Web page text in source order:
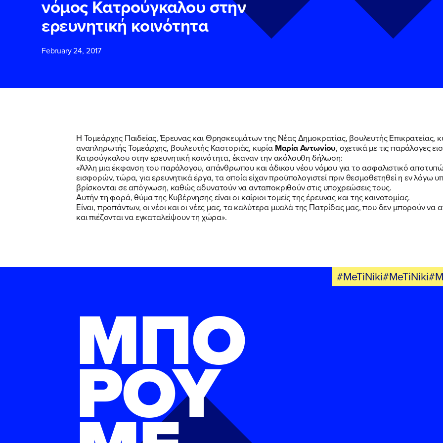
ΠΟΙΑ ΕΙΜΑΙ
ΕΚΔΗΛΩΣΕΙΣ
ΝΕΑ
νόμος Κατρούγκαλου στην
ερευνητική κοινότητα
February 24, 2017
Η Τομεάρχης Παιδείας, Έρευνας και Θρησκευμάτων της Νέας Δημοκρατίας, βουλευτής Επικρατείας,
αναπληρωτής Τομεάρχης, βουλευτής Καστοριάς, κυρία Μαρία Αντωνίου, σχετικά με τις παράλογες
Κατρούγκαλου στην ερευνητική κοινότητα, έκαναν την ακόλουθη δήλωση:
«Άλλη μια έκφανση του παράλογου, απάνθρωπου και άδικου νέου νόμου για το ασφαλιστικό
εισφορών, τώρα, για ερευνητικά έργα, τα οποία είχαν προϋπολογιστεί πριν θεσμοθετηθεί η εν λόγω
βρίσκονται σε απόγνωση, καθώς αδυνατούν να ανταποκριθούν στις υποχρεώσεις τους.
Αυτήν τη φορά, θύμα της Κυβέρνησης είναι οι καίριοι τομείς της έρευνας και της καινοτομίας.
Είναι, προπάντων, οι νέοι και οι νέες μας, τα καλύτερα μυαλά της Πατρίδας μας, που δεν μπορούν να
και πιέζονται να εγκαταλείψουν τη χώρα».
ΜΠΟ
ΡΟΥ
ΕΠΙΘΕΤΟ*
Αποδέχομαι τηνΠολιτική Προστασίας Προσωπικών Δεδομένωνκαι τους
δικτυακού τόπου του Πολιτικού Γραφείου της Βουλευτού Νίκης Κεραμέως
ΥΠΟΒΟΛΗ
ΕΠΙΘΕΤΟ*
Αποδέχομαι τηνΠολιτική Προστασίας Προσωπικών Δεδομένωνκαι τους
δικτυακού τόπου του Πολιτικού Γραφείου της Βουλευτού Νίκης Κεραμέως
ΥΠΟΒΟΛΗ